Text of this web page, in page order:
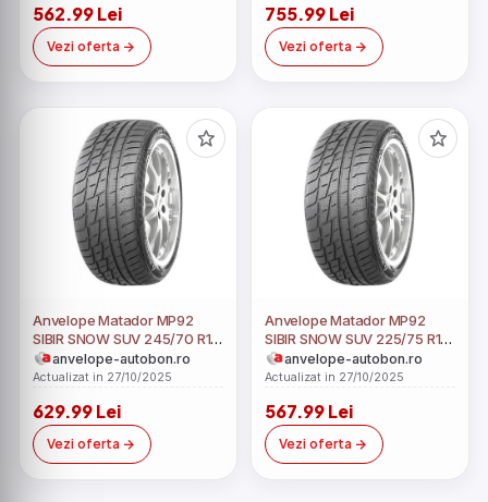
562.99 Lei
Vezi oferta
755.99 Lei
Vezi oferta
Anvelope Matador MP92
SIBIR SNOW SUV 245/70 R16
107Tanvelope-autobon.ro
Actualizat in 27/10/2025
629.99 Lei
Vezi oferta
Anvelope Matador MP92
SIBIR SNOW SUV 225/75 R16
104Tanvelope-autobon.ro
Actualizat in 27/10/2025
567.99 Lei
Vezi oferta